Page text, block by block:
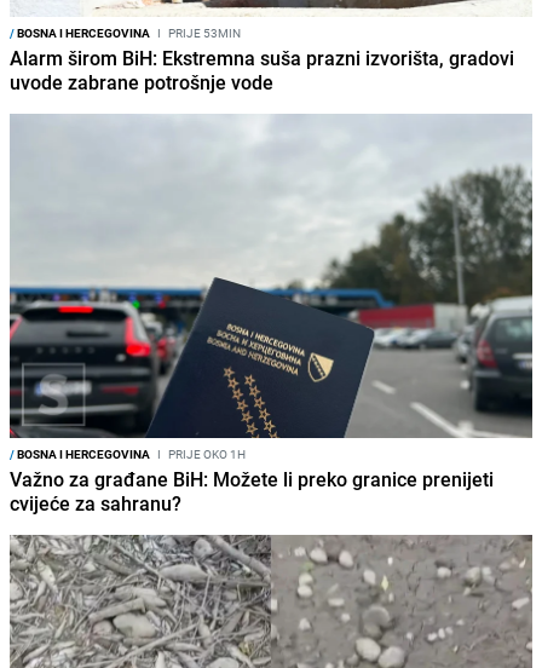
/BOSNA I HERCEGOVINA I PRIJE 53MIN
Alarm širom BiH: Ekstremna suša prazni izvorišta, gradovi
uvode zabrane potrošnje vode
/BOSNA I HERCEGOVINA I PRIJE OKO 1H
Važno za građane BiH: Možete li preko granice prenijeti
cvijeće za sahranu?